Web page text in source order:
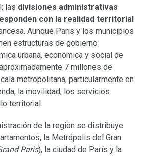
las divisiones administrativas
con la realidad territorial
Aunque París y los municipios
estructuras de gobierno
urbana, económica y social de
7 millones de
metropolitana, particularmente en
la movilidad, los servicios
territorial.
de la región se distribuye
la Metrópolis del Gran
Paris), la ciudad de París y la